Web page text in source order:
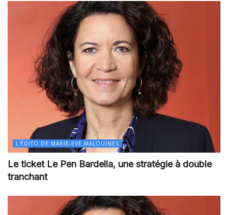
L'ÉDITO DE MARIE-EVE MALOUINES
Le ticket Le Pen Bardella, une stratégie à double
tranchant